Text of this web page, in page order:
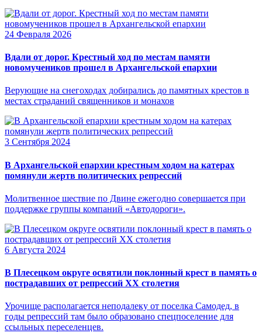
24 Февраля 2026
Вдали от дорог. Крестный ход по местам памяти
новомучеников прошел в Архангельской епархии
Верующие на снегоходах добирались до памятных крестов в
местах страданий священников и монахов
3 Сентября 2024
В Архангельской епархии крестным ходом на катерах
помянули жертв политических репрессий
Молитвенное шествие по Двине ежегодно совершается при
поддержке группы компаний «Автодороги».
6 Августа 2024
В Плесецком округе освятили поклонный крест в память о
пострадавших от репрессий XX столетия
Урочище располагается неподалеку от поселка Самодед, в
годы репрессий там было образовано спецпоселение для
ссыльных переселенцев.